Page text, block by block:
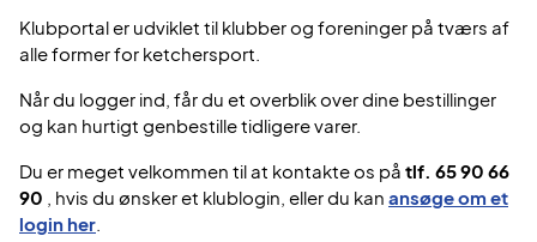
Klubportal er udviklet til klubber og foreninger på tværs af
alle former for ketchersport.
Når du logger ind, får du et overblik over dine bestillinger
og kan hurtigt genbestille tidligere varer.
Du er meget velkommen til at kontakte os på tlf. 65 90 66
90
, hvis du ønsker et klublogin, eller du kan ansøge om et
login her